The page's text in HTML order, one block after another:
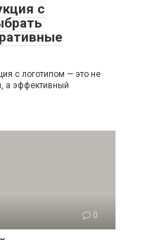
с
с логотипом — это не
а эффективный
0